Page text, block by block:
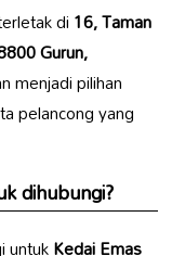
di16, Taman
Gurun,
menjadi pilihan
pelancong yang
dihubungi?
untukKedai Emas